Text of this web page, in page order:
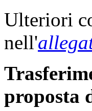
Ulteriori
nell'
proposta